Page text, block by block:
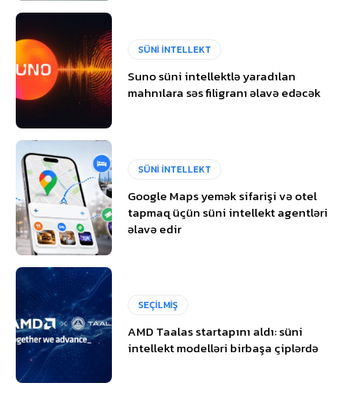
SÜNİ İNTELLEKT
Suno süni intellektlə yaradılan
mahnılara səs filigranı əlavə edəcək
SÜNİ İNTELLEKT
Google Maps yemək sifarişi və otel
tapmaq üçün süni intellekt agentləri
əlavə edir
SEÇİLMİŞ
AMD Taalas startapını aldı: süni
intellekt modelləri birbaşa çiplərdə